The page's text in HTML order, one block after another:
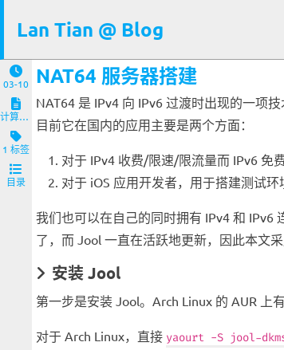
Lan Tian @ Blog
03-10
计算机与客户端
1 标签
目录
NAT64 服务器搭建
NAT64 是 IPv4 向 IPv6 过渡时出现的一项
目前它在国内的应用主要是两个方面：
对于 IPv4 收费/限速/限流量而 IPv6 免
对于 iOS 应用开发者，用于搭建测试环
我们也可以在自己的同时拥有 IPv4 和 IPv6
了，而 Jool 一直在活跃地更新，因此本文采
安装 Jool
第一步是安装 Jool。Arch Linux 的 AUR 上
对于 Arch Linux，直接 yaourt -S jool-